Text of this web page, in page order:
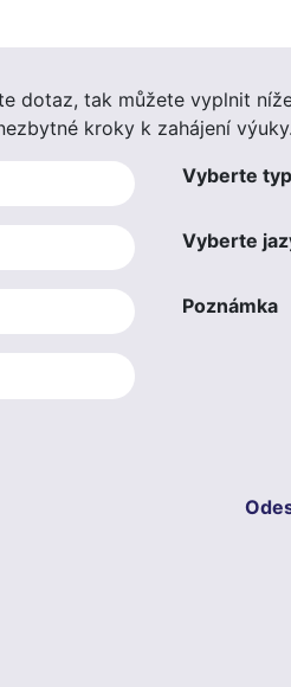
dotaz, tak můžete vyplnit
kroky k zahájení výuky.
Vyberte
Vyberte
Poznámka